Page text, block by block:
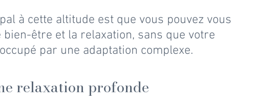
à cette altitude est que vous pouvez vous
être et la relaxation, sans que votre
par une adaptation complexe.
relaxation profonde